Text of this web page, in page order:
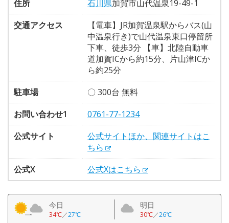
住所 石川県加賀市山代温泉19-49-1
交通アクセス
【電車】JR加賀温泉駅からバス(山
中温泉行き)で山代温泉東口停留所
下車、徒歩3分 【車】北陸自動車
道加賀ICから約15分、片山津ICか
ら約25分
駐車場
〇 300台 無料
お問い合わせ1
0761-77-1234
公式サイト
公式サイトほか、関連サイトはこ
ちら
公式X
公式Xはこちら
今日
34℃／27℃
明日
30℃／26℃